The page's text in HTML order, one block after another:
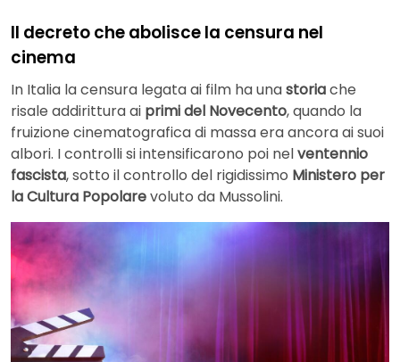
Il decreto che abolisce la censura nel
cinema
In Italia la censura legata ai film ha unastoriache
risale addirittura ai primi del Novecento, quando la
fruizione cinematografica di massa era ancora ai suoi
albori. I controlli si intensificarono poi nelventennio
fascista, sotto il controllo del rigidissimo Ministero per
la Cultura Popolarevoluto da Mussolini.